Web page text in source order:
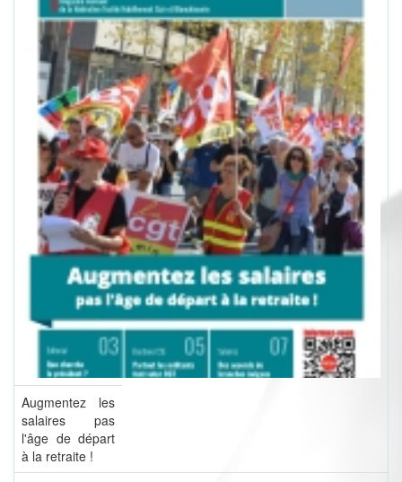
Augmentez les
salaires pas
l'âge de départ
à la retraite !